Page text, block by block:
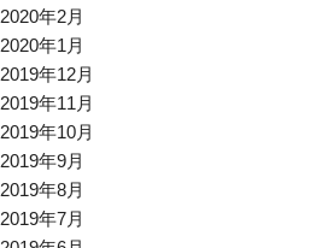
2020年2月
2020年1月
2019年12月
2019年11月
2019年10月
2019年9月
2019年8月
2019年7月